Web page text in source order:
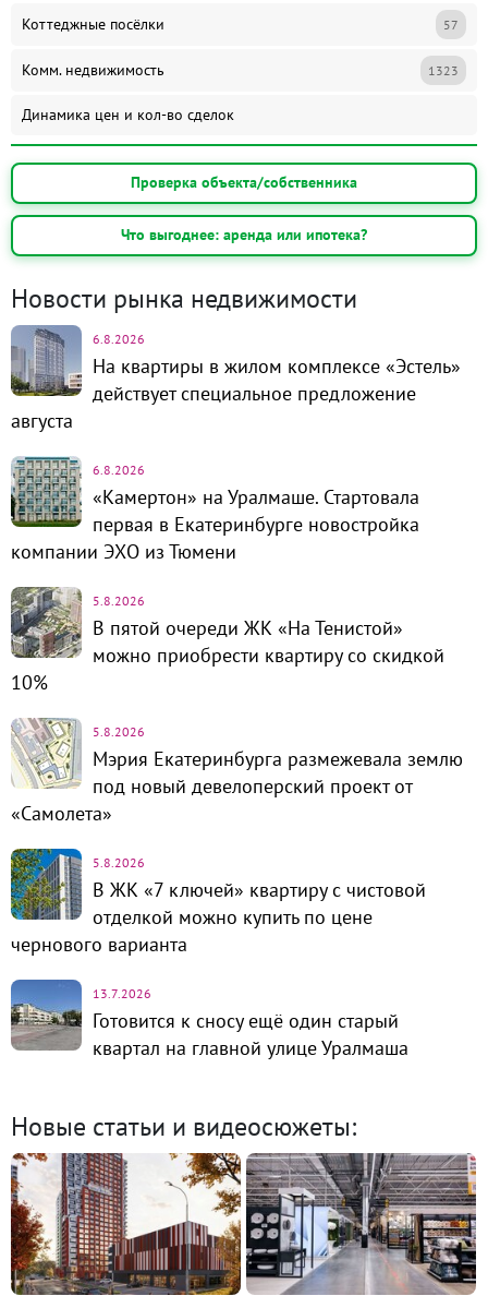
Коттеджные посёлки 57
Комм. недвижимость 1323
Динамика цен и кол-во сделок
Проверка объекта/собственника
Что выгоднее: аренда или ипотека?
Новости рынка недвижимости
6.8.2026
На квартиры в жилом комплексе «Эстель»
действует специальное предложение
августа
6.8.2026
«Камертон» на Уралмаше. Стартовала
первая в Екатеринбурге новостройка
компании ЭХО из Тюмени
5.8.2026
В пятой очереди ЖК «На Тенистой»
можно приобрести квартиру со скидкой
10%
5.8.2026
Мэрия Екатеринбурга размежевала землю
под новый девелоперский проект от
«Самолета»
5.8.2026
В ЖК «7 ключей» квартиру с чистовой
отделкой можно купить по цене
чернового варианта
13.7.2026
Готовится к сносу ещё один старый
квартал на главной улице Уралмаша
Новые статьи и видеосюжеты: